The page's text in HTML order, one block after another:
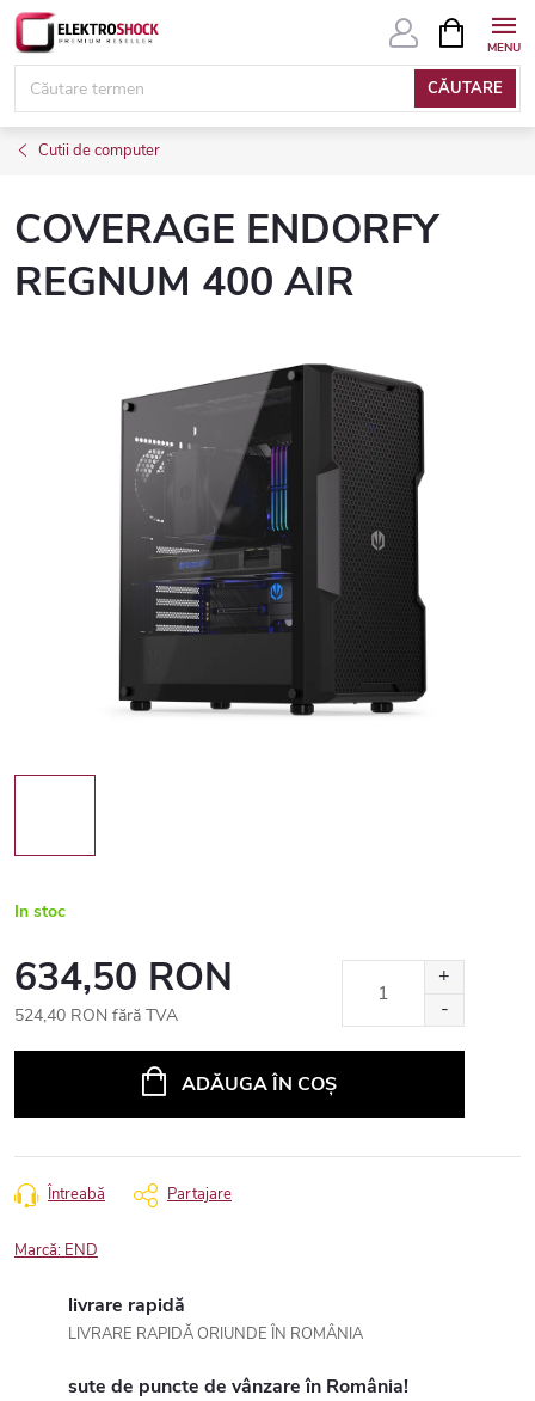
Treci
conținut
CĂUTARE
COŞ
DE
Cutii de computer
COVERAGE ENDORFY
REGNUM 400 AIR
In stoc
634,50 RON
524,40 RON fără TVA
ADĂUGA ÎN COŞ
Întreabă Partajare
Marcă: END
livrare rapidă
LIVRARE RAPIDĂ ORIUNDE ÎN ROMÂNIA
sute de puncte de vânzare în România!